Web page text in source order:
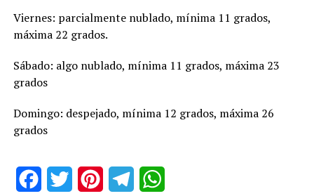
Viernes: parcialmente nublado, mínima 11 grados,
máxima 22 grados.
Sábado: algo nublado, mínima 11 grados, máxima 23
grados
Domingo: despejado, mínima 12 grados, máxima 26
grados
FacebookTwitter PinterestTelegram